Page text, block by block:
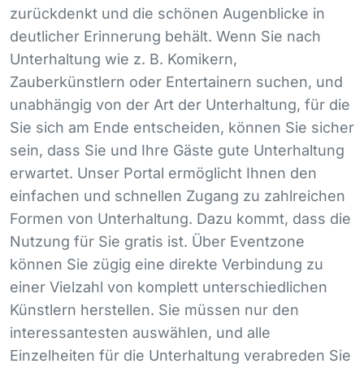
zurückdenkt und die schönen Augenblicke in
deutlicher Erinnerung behält. Wenn Sie nach
Unterhaltung wie z. B. Komikern,
Zauberkünstlern oder Entertainern suchen, und
unabhängig von der Art der Unterhaltung, für die
Sie sich am Ende entscheiden, können Sie sicher
sein, dass Sie und Ihre Gäste gute Unterhaltung
erwartet. Unser Portal ermöglicht Ihnen den
einfachen und schnellen Zugang zu zahlreichen
Formen von Unterhaltung. Dazu kommt, dass die
Nutzung für Sie gratis ist. Über Eventzone
können Sie zügig eine direkte Verbindung zu
einer Vielzahl von komplett unterschiedlichen
Künstlern herstellen. Sie müssen nur den
interessantesten auswählen, und alle
Einzelheiten für die Unterhaltung verabreden Sie